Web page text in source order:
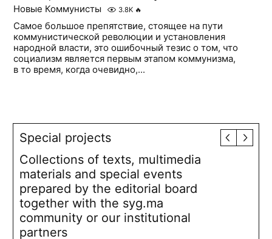
Новые Коммунисты 3.8K 🔥
Самое большое препятствие, стоящее на пути
коммунистической революции и установления
народной власти, это ошибочный тезис о том, что
социализм является первым этапом коммунизма,
в то время, когда очевидно,...
Special projects
Collections of texts, multimedia
materials and special events
prepared by the editorial board
together with the syg.ma
community or our institutional
partners